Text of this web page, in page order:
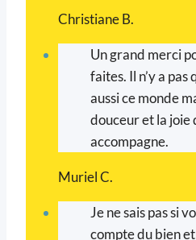
Christiane B.
Un grand merci
faites. Il n’y a pas
aussi ce monde
douceur et la joie
accompagne.
Muriel C.
Je ne sais pas si
compte du bien